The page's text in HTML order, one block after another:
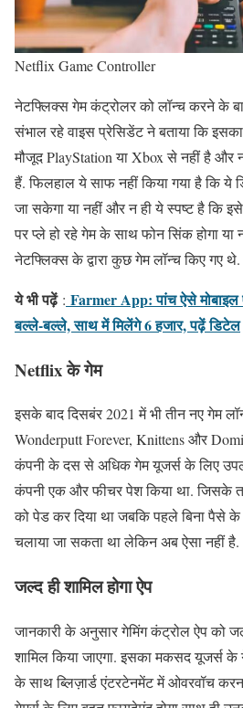
Netflix Game Controller
नेटफ्लिक्स गेम कंट्रोलर को लॉन्च करने के
संभाल रहे वाइस प्रेसिडेंट ने बताया कि
मौजूद PlayStation या Xbox से नहीं है और
हैं. फिलहाल ये साफ नहीं किया गया है कि ये
जा सकेगा या नहीं और न ही ये स्पष्ट है कि इसे
पर प्ले हो रहे गेम के साथ फोन सिंक होगा या
नेटफ्लिक्स के द्वारा कुछ गेम लॉन्च किए गए थे.
ये भी पढ़ें : Farmer App: पांच ऐसे मोबाइल
बल्ले-बल्ले, साथ में मिलेंगे 6 हजार, पढ़ें डिटेल
Netflix के गेम
इसके बाद दिसबंर 2021 में भी तीन नए गेम
Wonderputt Forever, Knittens और
कंपनी के दस से अधिक गेम यूजर्स के लिए
कंपनी एक और फीचर पेश किया था. जिसके
को पेड कर दिया था जबकि पहले बिना पैसे
चलाया जा सकता था लेकिन अब ऐसा नहीं है.
जल्द ही शामिल होगा ऐप
जानकारी के अनुसार गेमिंग कंट्रोल ऐप को
शामिल किया जाएगा. इसका मकसद यूजर्स
के साथ ब्लिज़ार्ड एंटरटेनमेंट में ओवरवॉच